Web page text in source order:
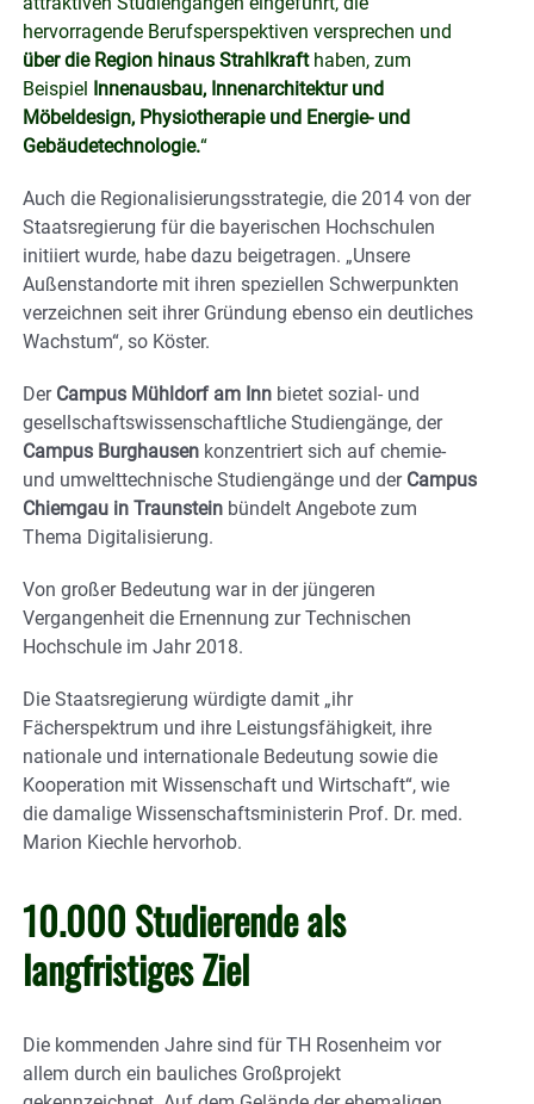
hervorragende Berufsperspektiven versprechen und
über die Region hinaus Strahlkrafthaben, zum
Beispiel Innenausbau, Innenarchitektur und
Möbeldesign, Physiotherapie und Energie- und
Gebäudetechnologie.“
Auch die Regionalisierungsstrategie, die 2014 von der
Staatsregierung für die bayerischen Hochschulen
initiiert wurde, habe dazu beigetragen. „Unsere
Außenstandorte mit ihren speziellen Schwerpunkten
verzeichnen seit ihrer Gründung ebenso ein deutliches
Wachstum“, so Köster.
DerCampus Mühldorf am Inn bietet sozial- und
gesellschaftswissenschaftliche Studiengänge, der
Campus Burghausen konzentriert sich auf chemie-
und umwelttechnische Studiengänge und der Campus
Chiemgau in Traunstein bündelt Angebote zum
Thema Digitalisierung.
Von großer Bedeutung war in der jüngeren
Vergangenheit die Ernennung zur Technischen
Hochschule im Jahr 2018.
Die Staatsregierung würdigte damit „ihr
Fächerspektrum und ihre Leistungsfähigkeit, ihre
nationale und internationale Bedeutung sowie die
Kooperation mit Wissenschaft und Wirtschaft“, wie
die damalige Wissenschaftsministerin Prof. Dr. med.
Marion Kiechle hervorhob.
10.000 Studierende als
langfristiges Ziel
Die kommenden Jahre sind für TH Rosenheim vor
allem durch ein bauliches Großprojekt